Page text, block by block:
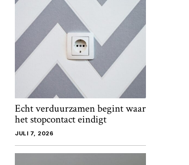
Echt verduurzamen begint waar
het stopcontact eindigt
JULI 7, 2026